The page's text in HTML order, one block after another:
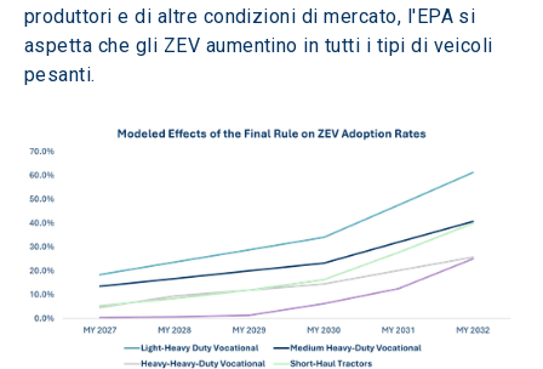
produttori e di altre condizioni di mercato, l'EPA si
aspetta che gli ZEV aumentino in tutti i tipi di veicoli
pesanti.